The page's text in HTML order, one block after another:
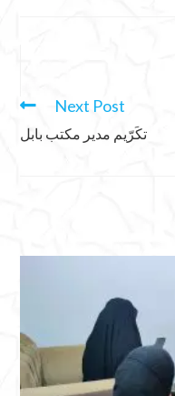
Next Post
تكَرّيم مدير مكتب بابل